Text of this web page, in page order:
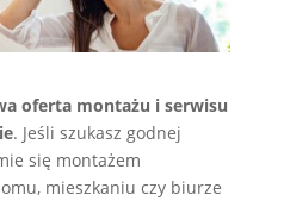
oferta montażu i serwisu
. Jeśli szukasz godnej
się montażem
mieszkaniu czy biurze